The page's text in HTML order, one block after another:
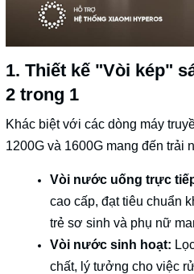
1. Thiết kế "Vòi kép"
2 trong 1
Khác biệt với các dòng máy
1200G và 1600G mang đến trải
Vòi nước uống trực
cao cấp, đạt tiêu chuẩn
trẻ sơ sinh và phụ nữ
Vòi nước sinh hoạt:
chất, lý tưởng cho việc